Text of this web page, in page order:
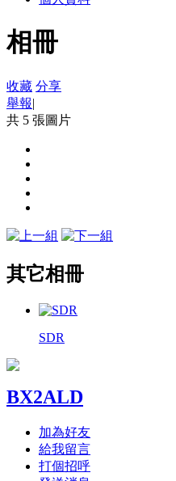
相冊
收藏 分享
舉報|
共 5 張圖片
其它相冊
SDR
BX2ALD
加為好友
給我留言
打個招呼